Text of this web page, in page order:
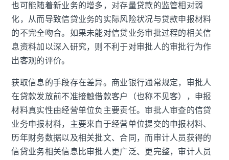
也可能随着新业务的增多，对存量贷款的监管相对弱
化，从而导致信贷业务的实际风险状况与贷款申报材料
的不完全吻合。如果未能对信贷业务审批过程的相关信
息资料加以深入研究，则不利于对审批人的审批行为作
出客观的评价。
获取信息的手段存在差异。商业银行通常规定，审批人
在贷款发放前不准接触借款客户（也称不见客），申报
材料真实性由经营单位负主要责任。审批人审查的信贷
业务申报材料，主要来自于经营单位提交的申报材料、
历年财务数据以及相关批文、合同，而审计人员获得的
信贷业务相关信息比审批人更广泛、更完整，审计人员